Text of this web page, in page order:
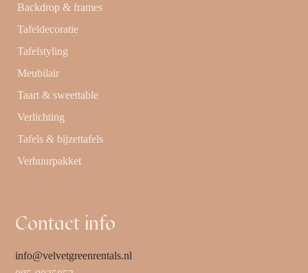
Backdrop & frames
Tafeldecoratie
Tafelstyling
Meubilair
Taart & sweettable
Verlichting
Tafels & bijzettafels
Verhuurpakket
Contact info
info@velvetgreenrentals.nl